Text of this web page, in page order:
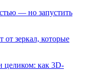
— но запустить
зеркал, которые
целиком: как 3D-